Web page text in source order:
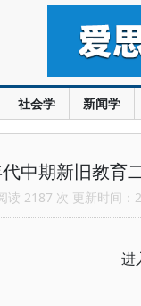
社会学 新闻学
中期新旧教育
读 2187 次 更新时间：
进